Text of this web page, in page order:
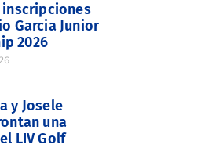
Garcia Junior
2026
y Josele
una
LIV Golf